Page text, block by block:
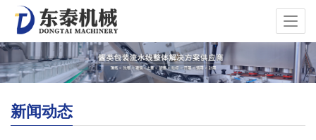
新闻动态